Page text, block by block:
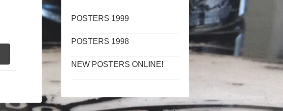
POSTERS 1999
POSTERS 1998
NEW POSTERS ONLINE!